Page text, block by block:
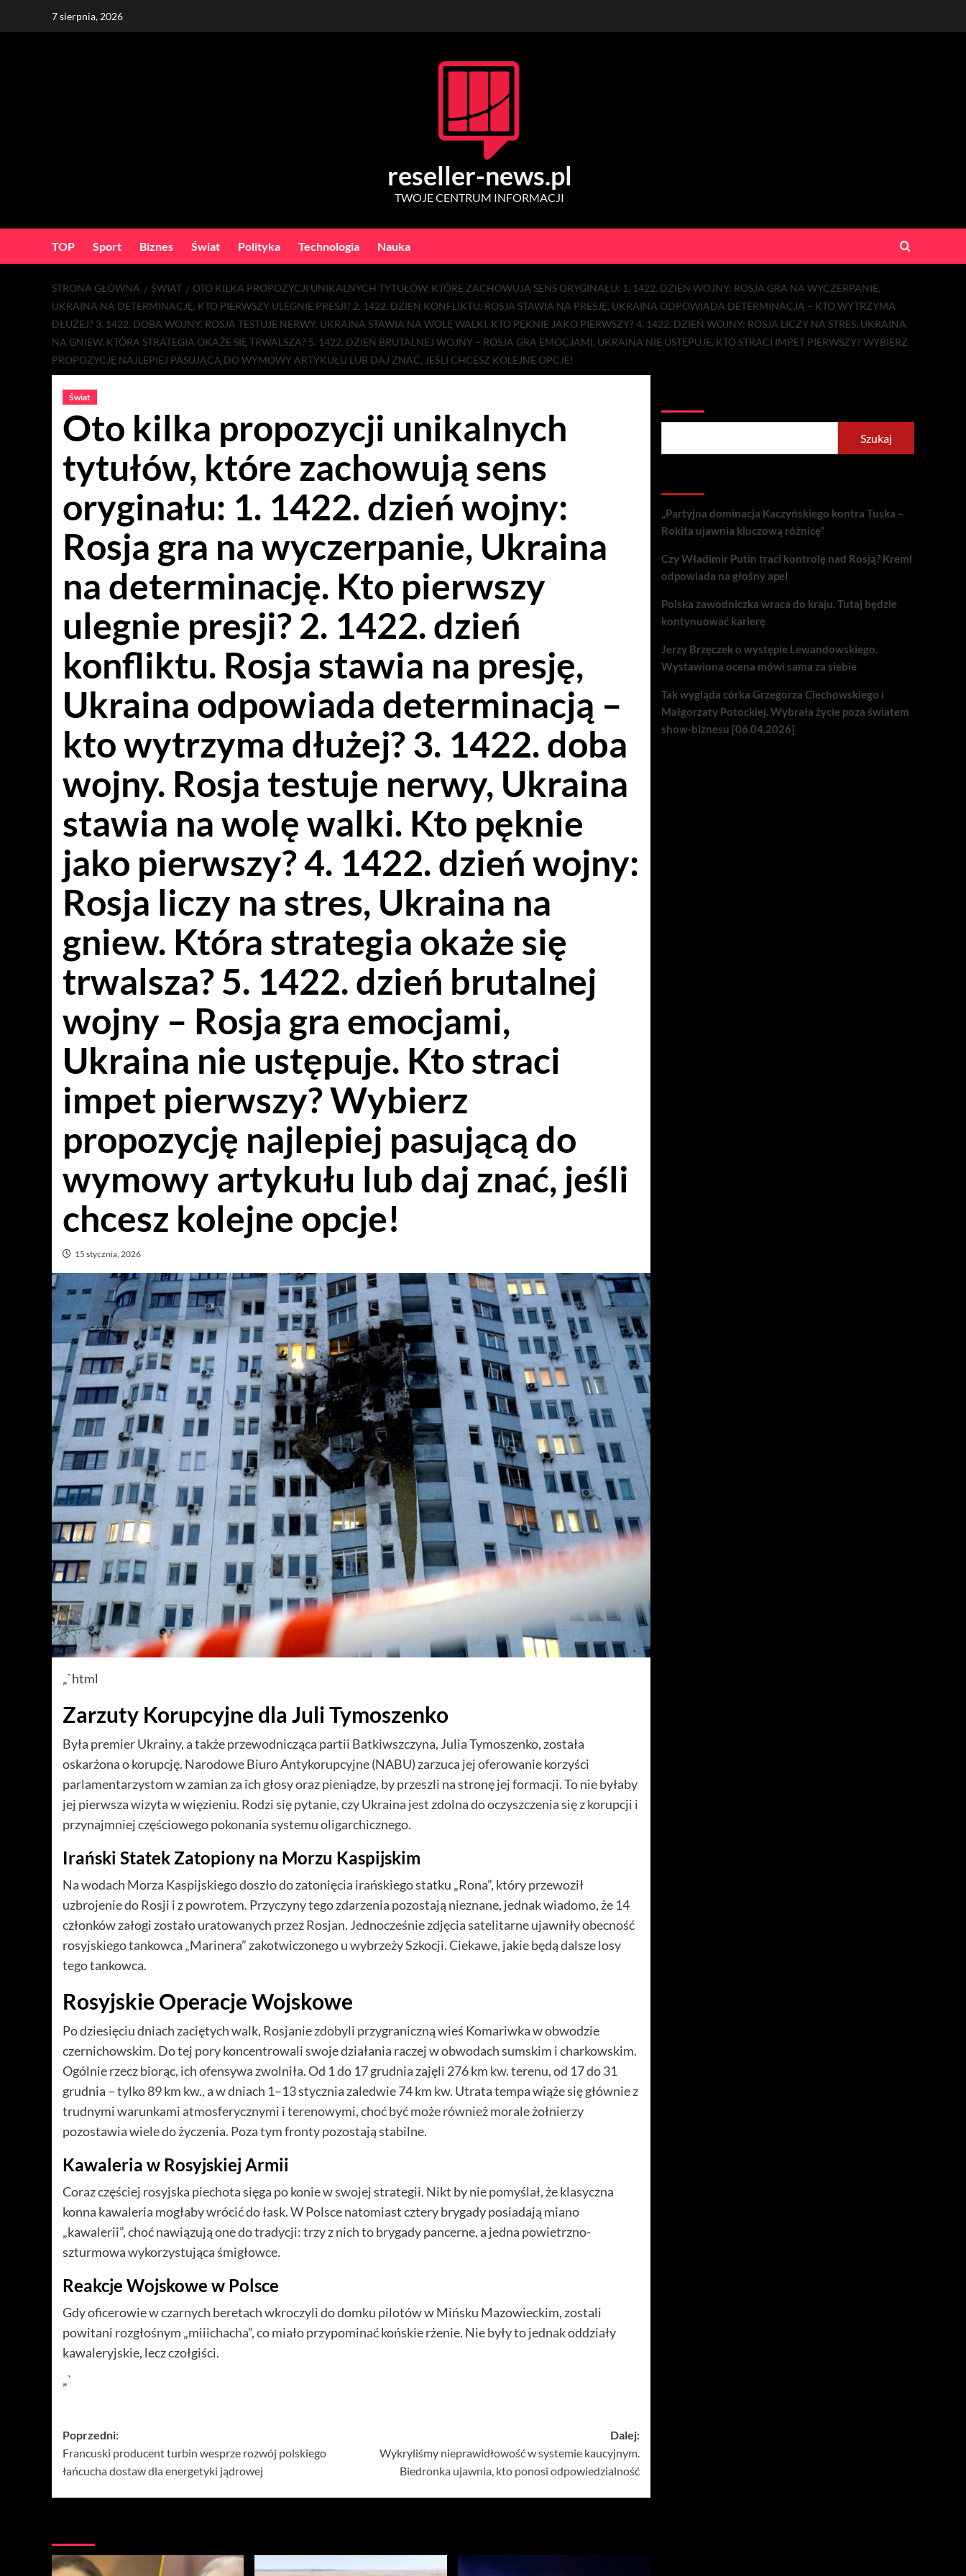
7 sierpnia, 2026
reseller-news.pl
TWOJE CENTRUM INFORMACJI
TOP Sport Biznes Świat Polityka Technologia Nauka
STRONA GŁÓWNA ŚWIAT
OTO KILKA PROPOZYCJI UNIKALNYCH TYTUŁÓW, KTÓRE ZACHOWUJĄ SENS ORYGINAŁU: 1. 1422. DZIEŃ WOJNY: ROSJA GRA NA WYCZERPANIE,
UKRAINA NA DETERMINACJĘ. KTO PIERWSZY ULEGNIE PRESJI? 2. 1422. DZIEŃ KONFLIKTU. ROSJA STAWIA NA PRESJĘ, UKRAINA ODPOWIADA DETERMINACJĄ – KTO WYTRZYMA
DŁUŻEJ? 3. 1422. DOBA WOJNY. ROSJA TESTUJE NERWY, UKRAINA STAWIA NA WOLĘ WALKI. KTO PĘKNIE JAKO PIERWSZY? 4. 1422. DZIEŃ WOJNY: ROSJA LICZY NA STRES, UKRAINA
NA GNIEW. KTÓRA STRATEGIA OKAŻE SIĘ TRWALSZA? 5. 1422. DZIEŃ BRUTALNEJ WOJNY – ROSJA GRA EMOCJAMI, UKRAINA NIE USTĘPUJE. KTO STRACI IMPET PIERWSZY? WYBIERZ
PROPOZYCJĘ NAJLEPIEJ PASUJĄCĄ DO WYMOWY ARTYKUŁU LUB DAJ ZNAĆ, JEŚLI CHCESZ KOLEJNE OPCJE!
Świat
Oto kilka propozycji unikalnych
tytułów, które zachowują sens
oryginału: 1. 1422. dzień wojny:
Rosja gra na wyczerpanie, Ukraina
na determinację. Kto pierwszy
ulegnie presji? 2. 1422. dzień
konfliktu. Rosja stawia na presję,
Ukraina odpowiada determinacją –
kto wytrzyma dłużej? 3. 1422. doba
wojny. Rosja testuje nerwy, Ukraina
stawia na wolę walki. Kto pęknie
jako pierwszy? 4. 1422. dzień wojny:
Rosja liczy na stres, Ukraina na
gniew. Która strategia okaże się
trwalsza? 5. 1422. dzień brutalnej
wojny – Rosja gra emocjami,
Ukraina nie ustępuje. Kto straci
impet pierwszy? Wybierz
propozycję najlepiej pasującą do
wymowy artykułu lub daj znać, jeśli
chcesz kolejne opcje!
15 stycznia, 2026
„`html
Zarzuty Korupcyjne dla Juli Tymoszenko
Była premier Ukrainy, a także przewodnicząca partii Batkiwszczyna, Julia Tymoszenko, została
oskarżona o korupcję. Narodowe Biuro Antykorupcyjne (NABU) zarzuca jej oferowanie korzyści
parlamentarzystom w zamian za ich głosy oraz pieniądze, by przeszli na stronę jej formacji. To nie byłaby
jej pierwsza wizyta w więzieniu. Rodzi się pytanie, czy Ukraina jest zdolna do oczyszczenia się z korupcji i
przynajmniej częściowego pokonania systemu oligarchicznego.
Irański Statek Zatopiony na Morzu Kaspijskim
Na wodach Morza Kaspijskiego doszło do zatonięcia irańskiego statku „Rona”, który przewoził
uzbrojenie do Rosji i z powrotem. Przyczyny tego zdarzenia pozostają nieznane, jednak wiadomo, że 14
członków załogi zostało uratowanych przez Rosjan. Jednocześnie zdjęcia satelitarne ujawniły obecność
rosyjskiego tankowca „Marinera” zakotwiczonego u wybrzeży Szkocji. Ciekawe, jakie będą dalsze losy
tego tankowca.
Rosyjskie Operacje Wojskowe
Po dziesięciu dniach zaciętych walk, Rosjanie zdobyli przygraniczną wieś Komariwka w obwodzie
czernichowskim. Do tej pory koncentrowali swoje działania raczej w obwodach sumskim i charkowskim.
Ogólnie rzecz biorąc, ich ofensywa zwolniła. Od 1 do 17 grudnia zajęli 276 km kw. terenu, od 17 do 31
grudnia – tylko 89 km kw., a w dniach 1–13 stycznia zaledwie 74 km kw. Utrata tempa wiąże się głównie z
trudnymi warunkami atmosferycznymi i terenowymi, choć być może również morale żołnierzy
pozostawia wiele do życzenia. Poza tym fronty pozostają stabilne.
Kawaleria w Rosyjskiej Armii
Coraz częściej rosyjska piechota sięga po konie w swojej strategii. Nikt by nie pomyślał, że klasyczna
konna kawaleria mogłaby wrócić do łask. W Polsce natomiast cztery brygady posiadają miano
„kawalerii”, choć nawiązują one do tradycji: trzy z nich to brygady pancerne, a jedna powietrzno-
szturmowa wykorzystująca śmigłowce.
Reakcje Wojskowe w Polsce
Gdy oficerowie w czarnych beretach wkroczyli do domku pilotów w Mińsku Mazowieckim, zostali
powitani rozgłośnym „miiichacha”, co miało przypominać końskie rżenie. Nie były to jednak oddziały
kawaleryjskie, lecz czołgiści.
„`
Zobacz
wpisy
Poprzedni:
Francuski producent turbin wesprze rozwój polskiego
łańcucha dostaw dla energetyki jądrowej
Dalej:
Wykryliśmy nieprawidłowość w systemie kaucyjnym.
Biedronka ujawnia, kto ponosi odpowiedzialność
Szukaj
„Partyjna dominacja Kaczyńskiego kontra Tuska –
Rokita ujawnia kluczową różnicę”
Czy Władimir Putin traci kontrolę nad Rosją? Kreml
odpowiada na głośny apel
Polska zawodniczka wraca do kraju. Tutaj będzie
kontynuować karierę
Jerzy Brzęczek o występie Lewandowskiego.
Wystawiona ocena mówi sama za siebie
Tak wygląda córka Grzegorza Ciechowskiego i
Małgorzaty Potockiej. Wybrała życie poza światem
show-biznesu [06.04.2026]